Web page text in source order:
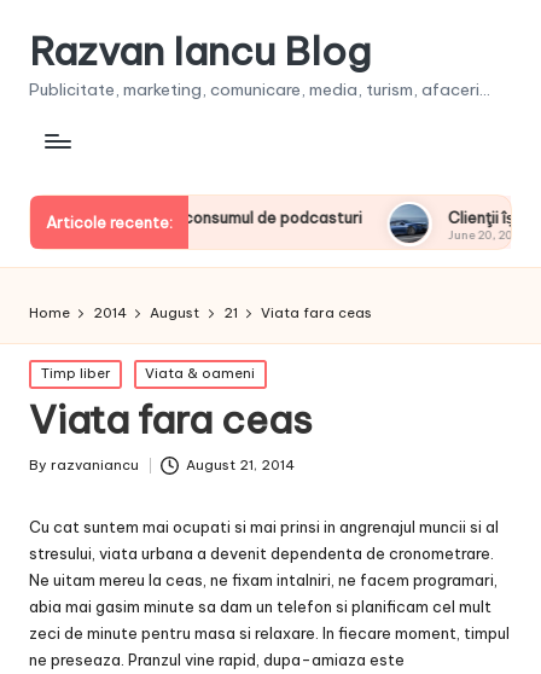
Razvan Iancu Blog
Publicitate, marketing, comunicare, media, turism, afaceri...
Articole recente:
europeni la consumul de podcasturi Clienţii își vor putea
June 20, 2026
Home 2014 August 21 Viata fara ceas
Posted
in
Timp liber Viata & oameni
Viata fara ceas
Posted
By razvaniancu August 21, 2014
Cu cat suntem mai ocupati si mai prinsi in angrenajul muncii si al
stresului, viata urbana a devenit dependenta de cronometrare.
Ne uitam mereu la ceas, ne fixam intalniri, ne facem programari,
abia mai gasim minute sa dam un telefon si planificam cel mult
zeci de minute pentru masa si relaxare. In fiecare moment, timpul
ne preseaza. Pranzul vine rapid, dupa-amiaza este